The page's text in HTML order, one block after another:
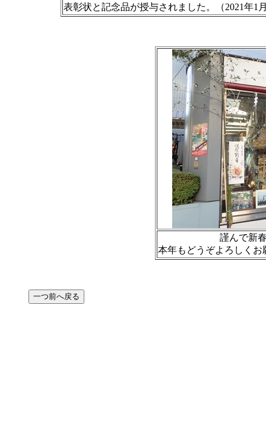
表彰状と記念品が授与されました。（2021年1
謹んで新
本年もどうぞよろしくお